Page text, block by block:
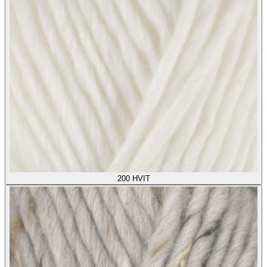
200 HVIT